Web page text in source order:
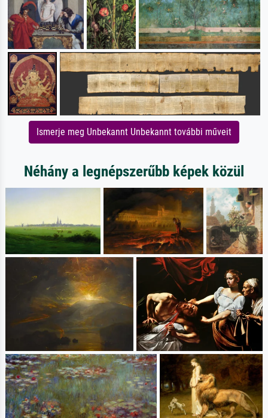
Ismerje meg Unbekannt Unbekannt további műveit
Néhány a legnépszerűbb képek közül